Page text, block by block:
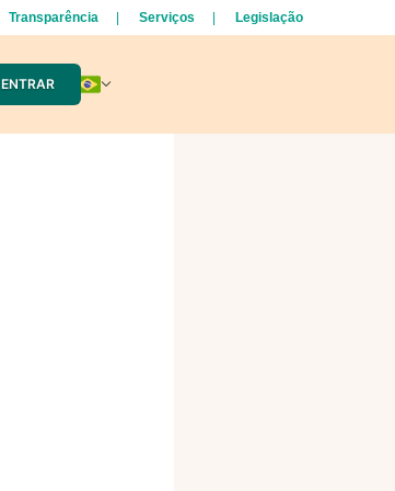
Transparência Serviços Legislação
ENTRAR